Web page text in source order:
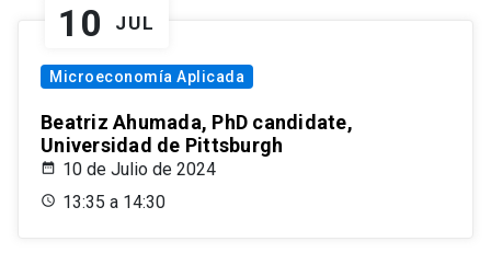
10 JUL
Microeconomía Aplicada
Beatriz Ahumada, PhD candidate,
Universidad de Pittsburgh
10 de Julio de 2024
13:35 a 14:30